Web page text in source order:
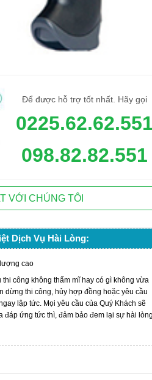
Để được hỗ trợ tốt nhất. Hãy gọi
0225.62.62.551
098.82.82.551
VỚI CHÚNG TÔI
Dịch Vụ Hài Lòng:
cao
công không thẩm mĩ hay có gì không vừa
dừng thi công, hủy hợp đồng hoặc yêu cầu
lập tức. Mọi yêu cầu của Quý Khách sẽ
đáp ứng tức thì, đảm bảo đem lại sự hài lòng